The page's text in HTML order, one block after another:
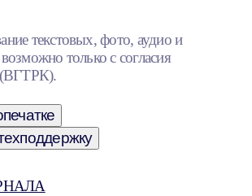
текстовых, фото, аудио и
только с согласия
(ВГТРК).